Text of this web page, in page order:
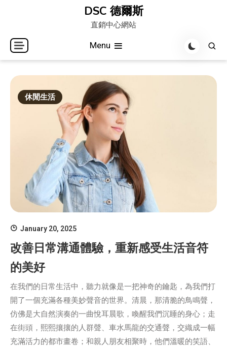
DSC 德爾斯
直銷中心網站
Menu
休閒生活
January 20, 2025
改善日常溝通體驗，重新感受生活音符
的美好
在我們的日常生活中，聽力就像是一把神奇的鑰匙，為我們打
開了一個充滿各種美妙聲音的世界。清晨，那清脆的鳥鳴聲，
仿佛是大自然演奏的一曲悅耳晨歌，喚醒我們沉睡的身心；走
在街頭，熙熙攘攘的人群聲、車水馬龍的交通聲，交織成一幅
充滿活力的都市畫卷；和親人朋友相聚時，他們溫暖的笑語、